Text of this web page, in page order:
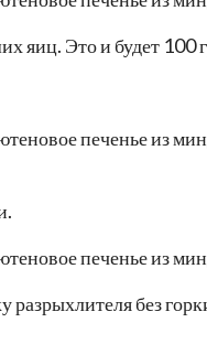
яиц. Это и будет 100
без